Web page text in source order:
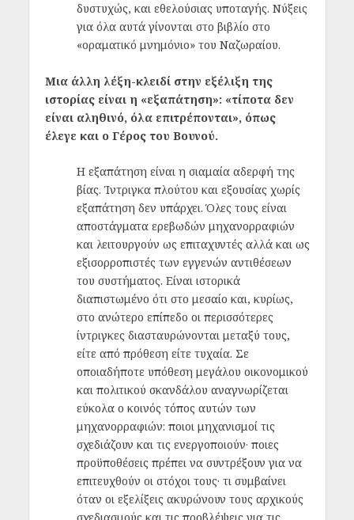
δυστυχώς, και εθελούσιας υποταγής. Νύξεις
για όλα αυτά γίνονται στο βιβλίο στο
«οραματικό μνημόνιο» του Ναζωραίου.
Μια άλλη λέξη-κλειδί στην εξέλιξη της
ιστορίας είναι η «εξαπάτηση»: «τίποτα δεν
είναι αληθινό, όλα επιτρέπονται», όπως
έλεγε και ο Γέρος του Βουνού.
H εξαπάτηση είναι η σιαμαία αδερφή της
βίας. Ίντριγκα πλούτου και εξουσίας χωρίς
εξαπάτηση δεν υπάρχει. Όλες τους είναι
αποστάγματα ερεβωδών μηχανορραφιών
και λειτουργούν ως επιταχυντές αλλά και ως
εξισορροπιστές των εγγενών αντιθέσεων
του συστήματος. Είναι ιστορικά
διαπιστωμένο ότι στο μεσαίο και, κυρίως,
στο ανώτερο επίπεδο οι περισσότερες
ίντριγκες διασταυρώνονται μεταξύ τους,
είτε από πρόθεση είτε τυχαία. Σε
οποιαδήποτε υπόθεση μεγάλου οικονομικού
και πολιτικού σκανδάλου αναγνωρίζεται
εύκολα ο κοινός τόπος αυτών των
μηχανορραφιών: ποιοι μηχανισμοί τις
σχεδιάζουν και τις ενεργοποιούν· ποιες
προϋποθέσεις πρέπει να συντρέξουν για να
επιτευχθούν οι στόχοι τους· τι συμβαίνει
όταν οι εξελίξεις ακυρώνουν τους αρχικούς